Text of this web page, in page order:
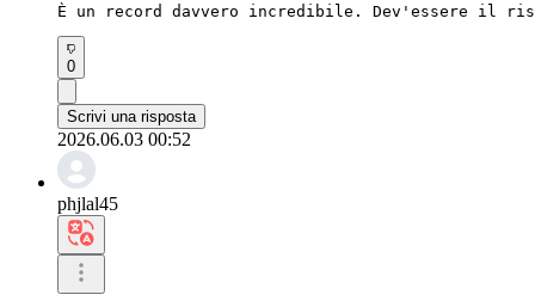
È un record davvero incredibile. Dev'essere il
0
Scrivi una risposta
2026.06.03 00:52
phjlal45